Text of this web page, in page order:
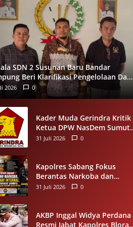
SDN 2 Susunan Baru Bandar
Beri Klarifikasi Pengelolaan Dana
Tegaskan Sesuai Juknis
2026 0
Kader Muda Gerindra Kritik
Ketua DPW NasDem Sumut
soal Bobby Nasution,
31 Juli 2026 0
Kapolres Sabang Fokus
Berantas Narkoba dan
Benahi Internal, Masyarakat
31 Juli 2026 0
AKBP Inggal Widya Perdana
Resmi Jabat Kapolres Blora,